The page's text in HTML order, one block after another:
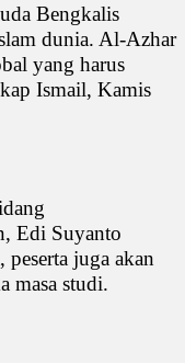
Bengkalis
dunia. Al-Azhar
yang harus
Ismail, Kamis
Edi Suyanto
juga akan
masa studi.